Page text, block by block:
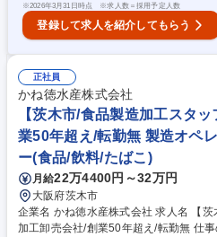
※2026年3月31日時点 ※求人数＝採用予定人数
登録して求人を紹介してもらう
正社員
かね徳水産株式会社
【茨木市/食品製造加工スタ
業50年超え/転勤無 製造オペ
ー(食品/飲料/たばこ)
月給22万4400円～32万円
大阪府茨木市
企業名 かね徳水産株式会社 求人名 【茨木市/食品製造加工スタッフ】食品
加工卸売会社/創業50年超え/転勤無 仕事の内容 ■生鮮水産物の加工及び卸